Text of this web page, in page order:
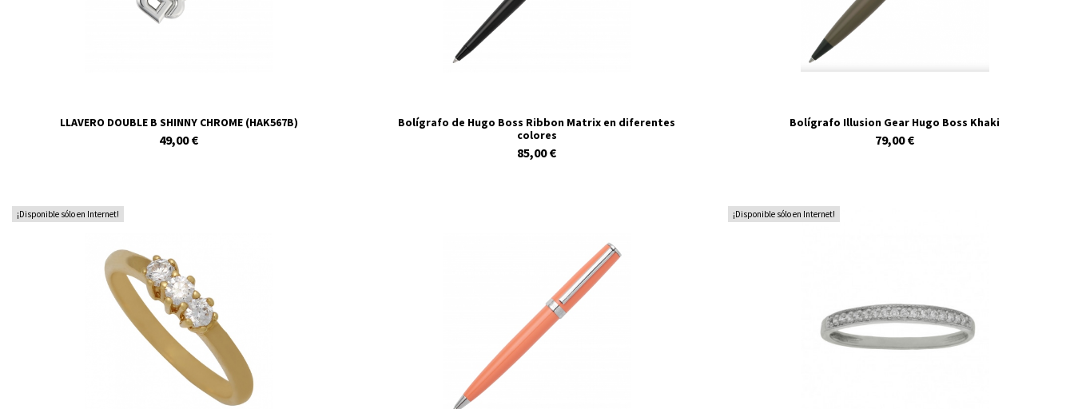
LLAVERO DOUBLE B SHINNY CHROME (HAK567B)
49,00 €
Bolígrafo de Hugo Boss Ribbon Matrix en diferentes
colores
85,00 €
Bolígrafo Illusion Gear Hugo Boss Khaki
79,00 €
¡Disponible sólo en Internet! ¡Disponible sólo en Internet!